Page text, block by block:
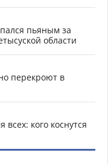
пьяным за
области
перекроют в
кого коснутся